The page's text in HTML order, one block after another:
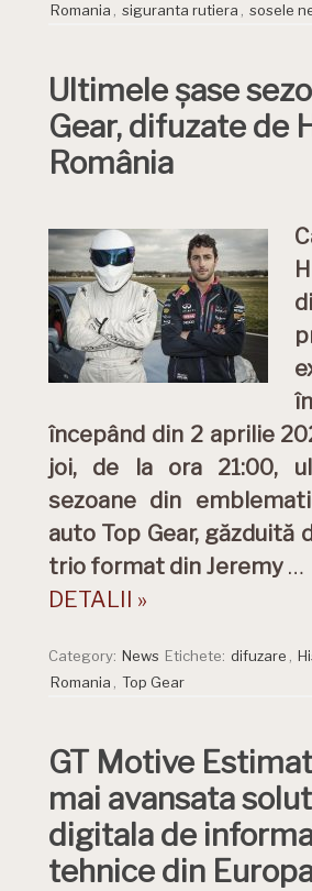
Romania
siguranta rutiera sosele
Ultimele șase
Gear, difuzate de
România
începând din 2 aprilie
joi, de la ora 21:00,
sezoane din
auto Top Gear, găzduită
trio format din Jeremy …
DETALII »
Category: News Etichete: difuzare
Romania
Top Gear
GT Motive
mai avansata
digitala de
tehnice din